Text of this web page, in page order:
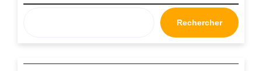
du
Trekking
dans
Rechercher